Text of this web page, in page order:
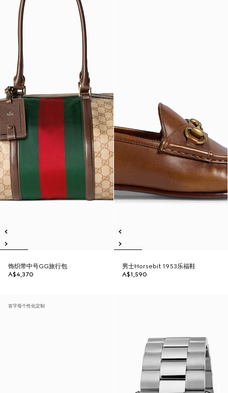
饰织带中号GG旅行包
A$4,370
男士Horsebit 1953乐福鞋
A$1,590
首字母个性化定制